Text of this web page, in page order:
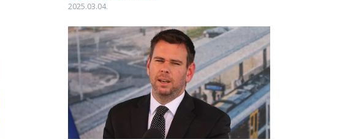
2025.03.04.